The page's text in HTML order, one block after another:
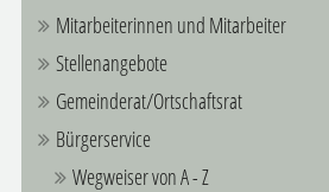
Mitarbeiterinnen und Mitarbeiter
Stellenangebote
Gemeinderat/Ortschaftsrat
Bürgerservice
Wegweiser von A - Z